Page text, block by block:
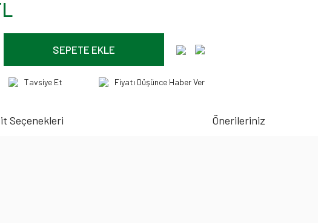
SEPETE EKLE
Tavsiye Et Fiyatı Düşünce Haber Ver
Seçenekleri Önerileriniz